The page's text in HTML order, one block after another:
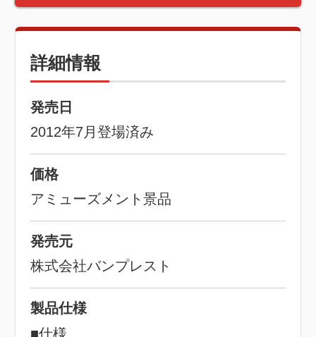
詳細情報
発売日
2012年7月登場済み
価格
アミューズメント景品
発売元
株式会社バンプレスト
製品仕様
■仕様